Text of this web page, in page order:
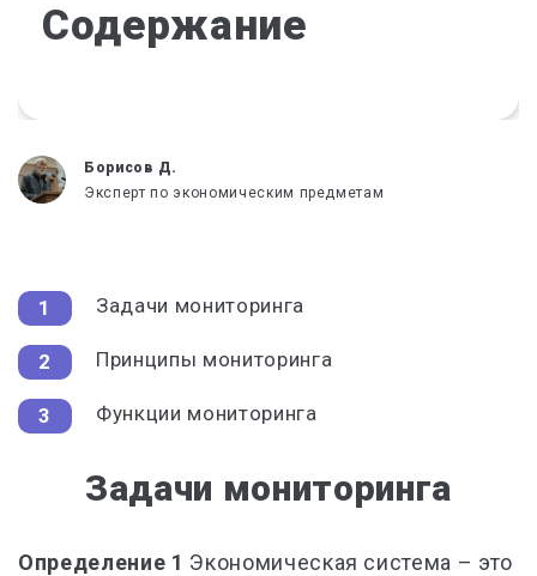
Содержание
Борисов Д.
Эксперт по экономическим предметам
Задачи мониторинга
Принципы мониторинга
Функции мониторинга
Задачи мониторинга
Определение 1 Экономическая система – это